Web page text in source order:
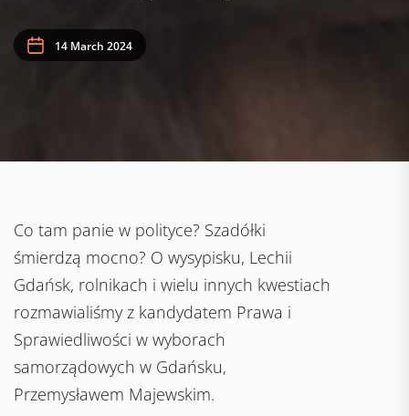
14 March 2024
Co tam panie w polityce? Szadółki
śmierdzą mocno? O wysypisku, Lechii
Gdańsk, rolnikach i wielu innych kwestiach
rozmawialiśmy z kandydatem Prawa i
Sprawiedliwości w wyborach
samorządowych w Gdańsku,
Przemysławem Majewskim.